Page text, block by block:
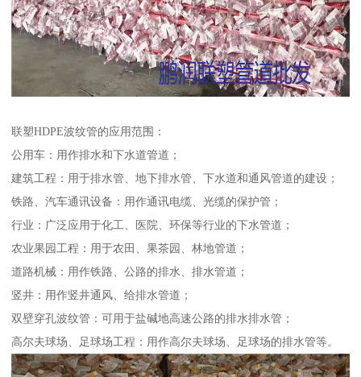
联塑HDPE波纹管的应用范围：
公用车：用作排水和下水道管道；
建筑工程：用于排水管、地下排水管、下水道和通风管道的建设；
铁路、汽车通讯设备：用作通讯电缆、光缆的保护管；
行业：广泛应用于化工、医院、环保等行业的下水管道；
农业果园工程：用于农田、果茶园、林地管道；
道路机械：用作铁路、公路的排水、排水管道；
竖井：用作竖井通风、给排水管道；
双壁穿孔波纹管：可用于盐碱地高速公路的排水排水管；
高尔夫球场、足球场工程：用作高尔夫球场、足球场的排水管等。